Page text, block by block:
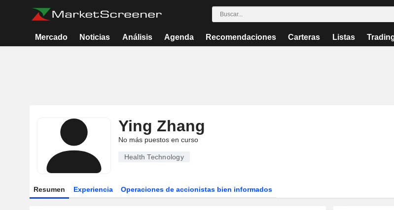
Mercado Noticias Análisis Agenda Recomendaciones Carteras Listas
Ying Zhang
No más puestos en curso
Health Technology
Resumen Experiencia Operaciones de accionistas bien informados